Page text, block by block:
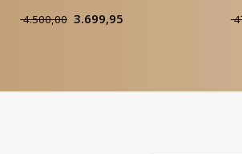
4.500,00 3.699,95